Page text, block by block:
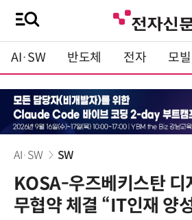
AI·SW 반도체 전자 모
AI·SW SW
KOSA-우즈베키스탄 디
무협약 체결 “IT인재 양